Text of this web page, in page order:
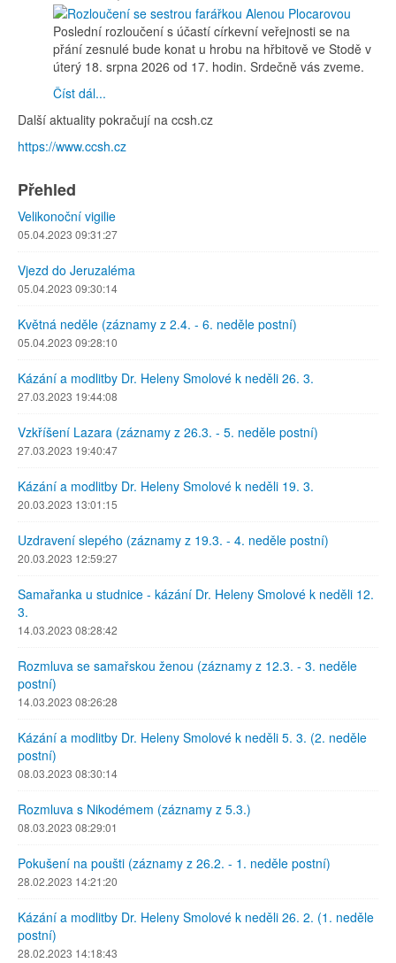
Poslední rozloučení s účastí církevní veřejnosti se na
přání zesnulé bude konat u hrobu na hřbitově ve Stodě v
úterý 18. srpna 2026 od 17. hodin. Srdečně vás zveme.
Číst dál...
Další aktuality pokračují na ccsh.cz
https://www.ccsh.cz
Přehled
Velikonoční vigilie
05.04.2023 09:31:27
Vjezd do Jeruzaléma
05.04.2023 09:30:14
Květná neděle (záznamy z 2.4. - 6. neděle postní)
05.04.2023 09:28:10
Kázání a modlitby Dr. Heleny Smolové k neděli 26. 3.
27.03.2023 19:44:08
Vzkříšení Lazara (záznamy z 26.3. - 5. neděle postní)
27.03.2023 19:40:47
Kázání a modlitby Dr. Heleny Smolové k neděli 19. 3.
20.03.2023 13:01:15
Uzdravení slepého (záznamy z 19.3. - 4. neděle postní)
20.03.2023 12:59:27
Samařanka u studnice - kázání Dr. Heleny Smolové k neděli 12.
3.
14.03.2023 08:28:42
Rozmluva se samařskou ženou (záznamy z 12.3. - 3. neděle
postní)
14.03.2023 08:26:28
Kázání a modlitby Dr. Heleny Smolové k neděli 5. 3. (2. neděle
postní)
08.03.2023 08:30:14
Rozmluva s Nikodémem (záznamy z 5.3.)
08.03.2023 08:29:01
Pokušení na poušti (záznamy z 26.2. - 1. neděle postní)
28.02.2023 14:21:20
Kázání a modlitby Dr. Heleny Smolové k neděli 26. 2. (1. neděle
postní)
28.02.2023 14:18:43